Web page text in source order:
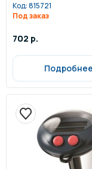
Код:815721
Под заказ
702 р.
Подробнее